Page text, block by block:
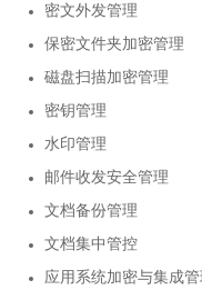
密文外发管理
保密文件夹加密管理
磁盘扫描加密管理
密钥管理
水印管理
邮件收发安全管理
文档备份管理
文档集中管控
应用系统加密与集成管